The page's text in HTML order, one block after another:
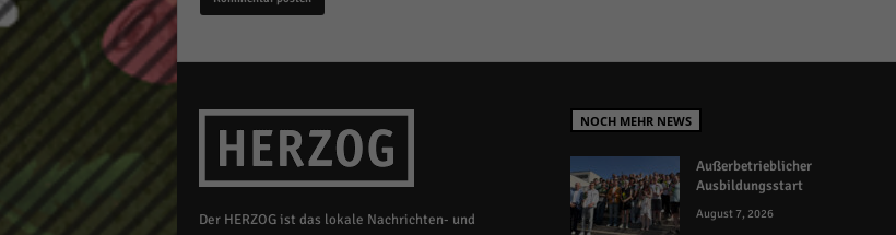
Der HERZOG ist das lokale Nachrichten- und
NOCH MEHR NEWS
Außerbetrieblicher
Ausbildungsstart
August 7, 2026